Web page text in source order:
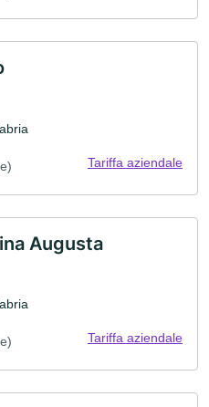
Tariffa aziendale
Augusta
Tariffa aziendale